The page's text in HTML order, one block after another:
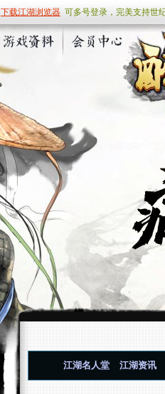
下载江湖浏览器 可多号登录，完美支持世
江湖名人堂 江湖资讯